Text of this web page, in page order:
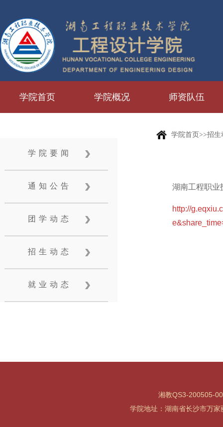
学院首页 学院概况 师资队伍
学院要闻
通知公告
团学动态
招生动态
就业动态
学院首页>>招生
湖南工程职业
http://
湘教QS3-200505-
学院地址：湖南省长沙市万